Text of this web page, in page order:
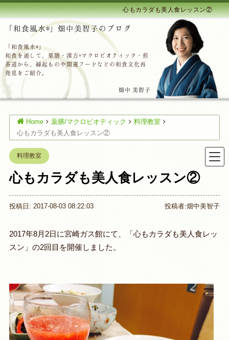
心もカラダも美人食レッスン②
「和食風水®」畑中美智子のブログ
「和食風水®」
和食を通して、薬膳・漢方+マクロビオティック・煎
茶道から、縁起ものや開運フードなどの和食文化再
発見をご紹介。
畑中 美智子
Home 薬膳/マクロビオティック
料理教室
心もカラダも美人食レッスン②
料理教室
心もカラダも美人食レッスン②
投稿日: 2017-08-03 08:22:03 投稿者:畑中美智子
2017年8月2日に宮崎ガス館にて、「心もカラダも美人食レッ
スン」の2回目を開催しました。